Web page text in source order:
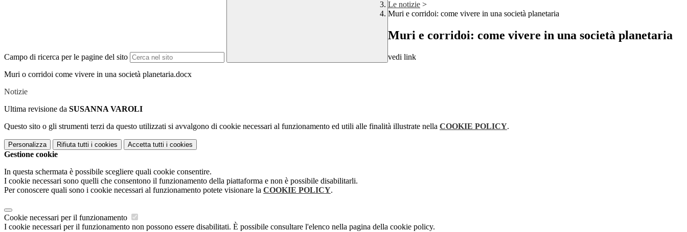
Campo di ricerca per le pagine del sito
Le notizie >
Muri e corridoi: come vivere in una società planetaria
Muri e corridoi: come vivere in una società planetaria
vedi link
Muri o corridoi come vivere in una società planetaria.docx
Notizie
Ultima revisione da SUSANNA VAROLI
Questo sito o gli strumenti terzi da questo utilizzati si avvalgono di cookie necessari al funzionamento ed utili alle finalità illustrate nella COOKIE POLICY.
Personalizza Rifiuta tutti i cookies Accetta tutti i cookies
Gestione cookie
In questa schermata è possibile scegliere quali cookie consentire.
I cookie necessari sono quelli che consentono il funzionamento della piattaforma e non è possibile disabilitarli.
Per conoscere quali sono i cookie necessari al funzionamento potete visionare la COOKIE POLICY.
Cookie necessari per il funzionamento
I cookie necessari per il funzionamento non possono essere disabilitati. È possibile consultare l'elenco nella pagina della cookie policy.